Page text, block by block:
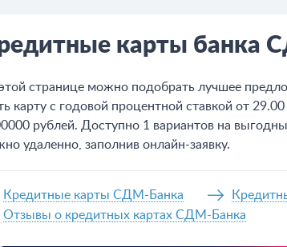
карты банка
странице можно подобрать лучшее
карту с годовой процентной ставкой от
рублей. Доступно 1 вариантов на
удаленно, заполнив онлайн-заявку.
Кредитные карты СДМ-Банка
Отзывы о кредитных картах СДМ-Банка